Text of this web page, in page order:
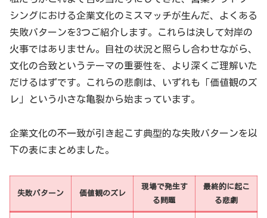
シングにおける企業文化のミスマッチが生んだ、よくある
失敗パターンを3つご紹介します。これらは決して対岸の
火事ではありません。自社の状況と照らし合わせながら、
文化の合致というテーマの重要性を、より深くご理解いた
だけるはずです。これらの悲劇は、いずれも「価値観のズ
レ」という小さな亀裂から始まっています。
企業文化の不一致が引き起こす典型的な失敗パターンを以
下の表にまとめました。
失敗パターン 価値観のズレ
現場で発生す
る問題
最終的に起こ
る悲劇